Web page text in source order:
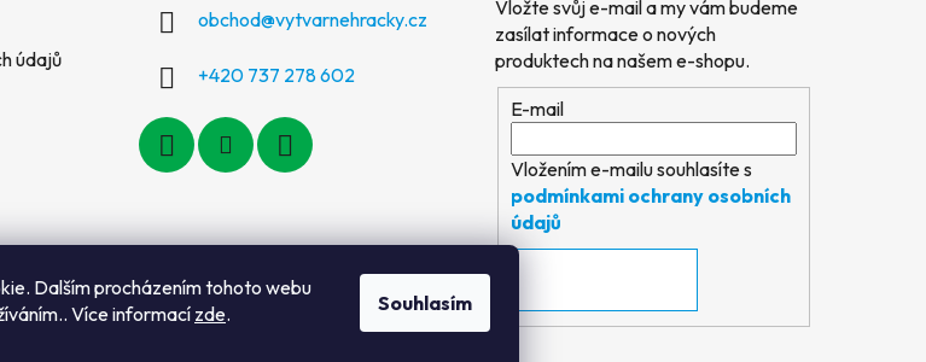
Dalším procházením tohoto webu
Více informací zde. Souhlasím
údajů
obchod@vytvarnehracky.cz
+420 737 278 602
Vložte svůj e-mail a my vám budeme
zasílat informace o nových
produktech na našem e-shopu.
E-mail
Vložením e-mailu souhlasíte s
podmínkami ochrany osobních
údajů